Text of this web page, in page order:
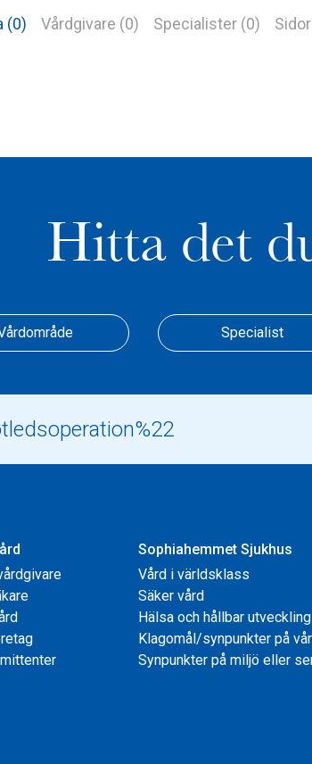
(0) Vårdgivare (0) Specialister (0)
Hitta det
Specialist
Sophiahemmet Sjukhus
Vård i världsklass
Säker vård
Hälsa och hållbar utveckling
Klagomål/synpunkter på
Synpunkter på miljö eller